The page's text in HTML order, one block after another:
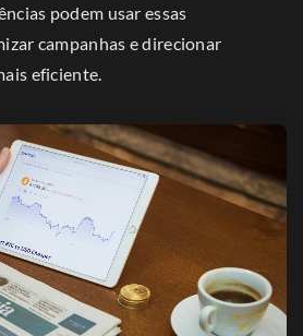
podem usar essas
campanhas e direcionar
eficiente.